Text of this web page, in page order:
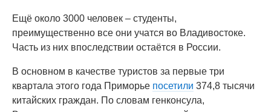
Ещё около 3000 человек – студенты,
преимущественно все они учатся во Владивостоке.
Часть из них впоследствии остаётся в России.
В основном в качестве туристов за первые три
квартала этого года Приморье посетили 374,8 тысячи
китайских граждан. По словам генконсула,